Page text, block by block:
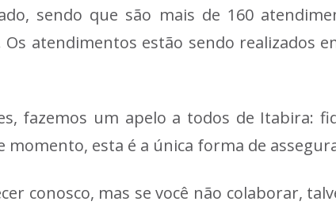
sendo que são mais de 160
atendimentos estão sendo realizados
fazemos um apelo a todos de Itabira:
esta é a única forma de
conosco, mas se você não colaborar,